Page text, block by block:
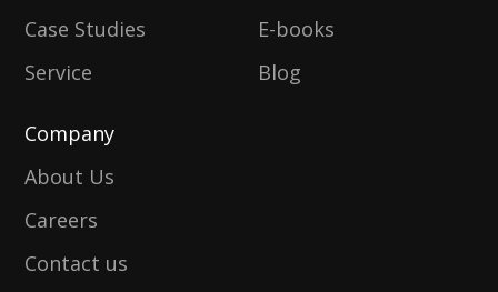
Case Studies
Service
E-books
Blog
Company
About Us
Careers
Contact us